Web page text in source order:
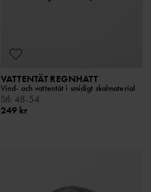
VATTENTÄT REGNHATT
Vind- och vattentät i smidigt skalmaterial
Stl: 48-54
249 kr